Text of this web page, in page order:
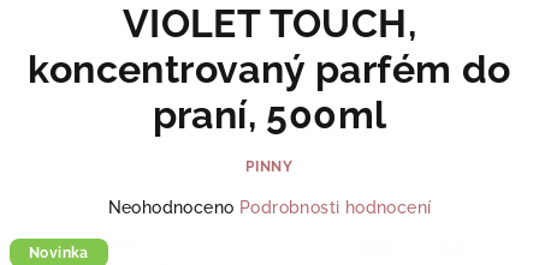
VIOLET TOUCH,
koncentrovaný parfém do
praní, 500ml
PINNY
Průměrné
Neohodnoceno Podrobnosti hodnocení
Novinka